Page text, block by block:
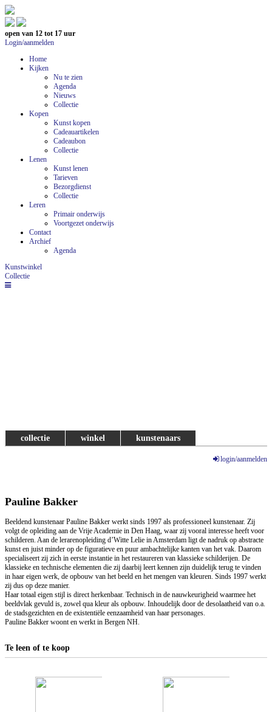
open van 12 tot 17 uur
Login/aanmelden
Home
Kijken
Nu te zien
Agenda
Nieuws
Collectie
Kopen
Kunst kopen
Cadeauartikelen
Cadeaubon
Collectie
Lenen
Kunst lenen
Tarieven
Bezorgdienst
Collectie
Leren
Primair onderwijs
Voortgezet onderwijs
Contact
Archief
Agenda
Kunstwinkel
Collectie
collectie winkel kunstenaars
login/aanmelden
Pauline Bakker
Beeldend kunstenaar Pauline Bakker werkt sinds 1997 als professioneel kunstenaar. Zij
volgt de opleiding aan de Vrije Academie in Den Haag, waar zij vooral interesse heeft voor
schilderen. Aan de lerarenopleiding d’Witte Lelie in Amsterdam ligt de nadruk op abstracte
kunst en juist minder op de figuratieve en puur ambachtelijke kanten van het vak. Daarom
specialiseert zij zich in eerste instantie in het restaureren van klassieke schilderijen. De
klassieke en technische elementen die zij daarbij leert kennen zijn duidelijk terug te vinden
in haar eigen werk, de opbouw van het beeld en het mengen van kleuren. Sinds 1997 werkt
zij dus op deze manier.
Haar totaal eigen stijl is direct herkenbaar. Technisch in de nauwkeurigheid waarmee het
beeldvlak gevuld is, zowel qua kleur als opbouw. Inhoudelijk door de desolaatheid van o.a.
de stadsgezichten en de existentiële eenzaamheid van haar personages.
Pauline Bakker woont en werkt in Bergen NH.
Te leen of te koop